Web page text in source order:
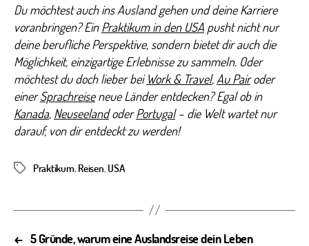
Du möchtest auch ins Ausland gehen und deine Karriere
voranbringen? EinPraktikum in den USA pusht nicht nur
deine berufliche Perspektive, sondern bietet dir auch die
Möglichkeit, einzigartige Erlebnisse zu sammeln. Oder
möchtest du doch lieber beiWork & Travel,Au Pairoder
einerSprachreiseneue Länder entdecken? Egal ob in
Kanada, NeuseelandoderPortugal– die Welt wartet nur
darauf, von dir entdeckt zu werden!
Schlagwörter
Praktikum, Reisen, USA
← 5 Gründe, warum eine Auslandsreise dein Leben